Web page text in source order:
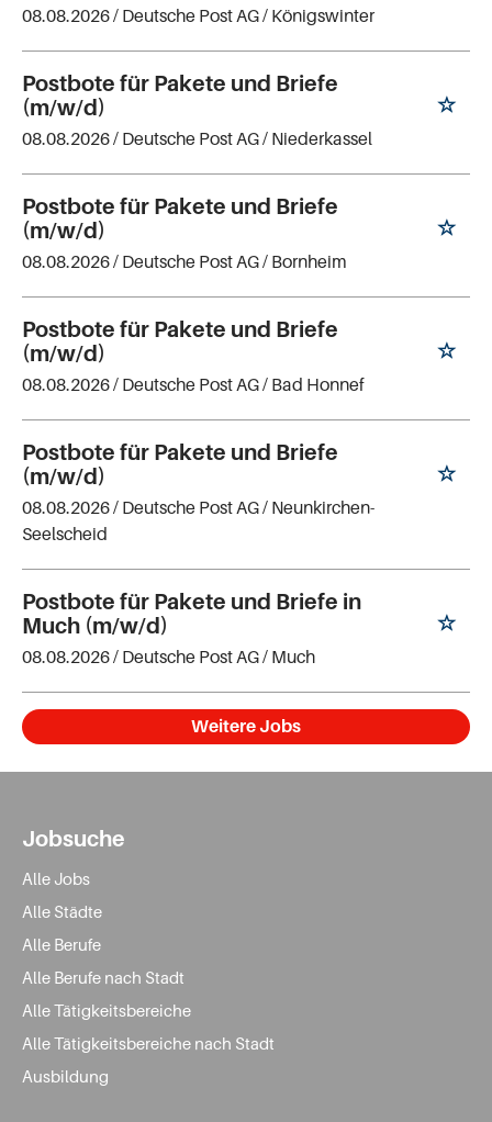
08.08.2026 / Deutsche Post AG/ Königswinter
Postbote für Pakete und Briefe
(m/w/d)
08.08.2026 / Deutsche Post AG/ Niederkassel
Postbote für Pakete und Briefe
(m/w/d)
08.08.2026 / Deutsche Post AG/ Bornheim
Postbote für Pakete und Briefe
(m/w/d)
08.08.2026 / Deutsche Post AG/ Bad Honnef
Postbote für Pakete und Briefe
(m/w/d)
08.08.2026 / Deutsche Post AG/ Neunkirchen-
Seelscheid
Postbote für Pakete und Briefe in
Much (m/w/d)
08.08.2026 / Deutsche Post AG/ Much
Weitere Jobs
Jobsuche
Alle Jobs
Alle Städte
Alle Berufe
Alle Berufe nach Stadt
Alle Tätigkeitsbereiche
Alle Tätigkeitsbereiche nach Stadt
Ausbildung